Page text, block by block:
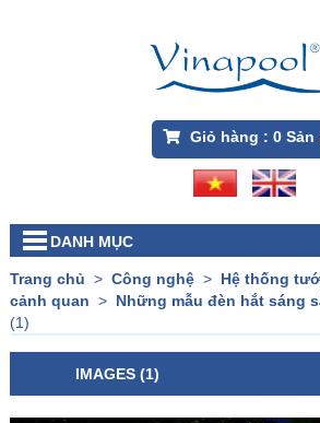
Giỏ hàng : 0Sản
DANH MỤC
Trang chủ > Công nghệ> Hệ thống
cảnh quan > Những mẫu đèn hắt sáng
(1)
IMAGES (1)